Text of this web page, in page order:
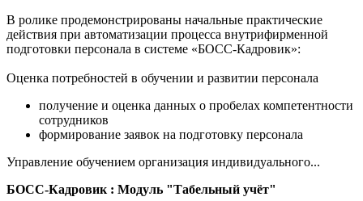
В ролике продемонстрированы начальные практические
действия при автоматизации процесса внутрифирменной
подготовки персонала в системе «БОСС-Кадровик»:
Оценка потребностей в обучении и развитии персонала
получение и оценка данных о пробелах компетентности
сотрудников
формирование заявок на подготовку персонала
Управление обучением организация индивидуального...
БОСС-Кадровик : Модуль "Табельный учёт"